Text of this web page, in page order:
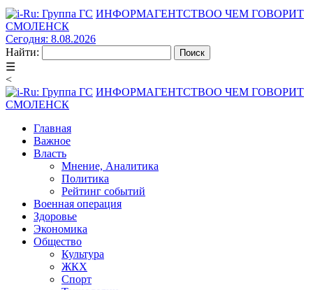
ИНФОРМАГЕНТСТВОО ЧЕМ ГОВОРИТ
СМОЛЕНСК
Сегодня: 8.08.2026
Найти:
☰
<
ИНФОРМАГЕНТСТВОО ЧЕМ ГОВОРИТ
СМОЛЕНСК
Главная
Важное
Власть
Мнение, Аналитика
Политика
Рейтинг событий
Военная операция
Здоровье
Экономика
Общество
Культура
ЖКХ
Спорт